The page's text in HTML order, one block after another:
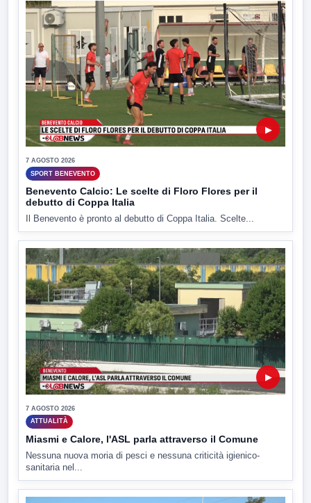
▶
7 AGOSTO 2026
SPORT BENEVENTO
Benevento Calcio: Le scelte di Floro Flores per il
debutto di Coppa Italia
Il Benevento è pronto al debutto di Coppa Italia. Scelte...
▶
7 AGOSTO 2026
ATTUALITÀ
Miasmi e Calore, l'ASL parla attraverso il Comune
Nessuna nuova moria di pesci e nessuna criticità igienico-
sanitaria nel...